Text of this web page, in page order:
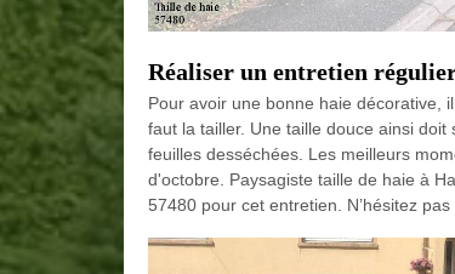
Réaliser un entretien
Pour avoir une bonne haie décorative,
faut la tailler. Une taille douce ainsi
feuilles desséchées. Les meilleurs
d'octobre. Paysagiste taille de haie à
57480 pour cet entretien. N’hésitez